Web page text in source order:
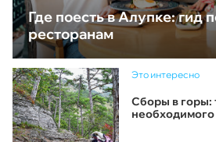
Где поесть в Алупке: гид
ресторанам
Это интересно
Сборы в горы: